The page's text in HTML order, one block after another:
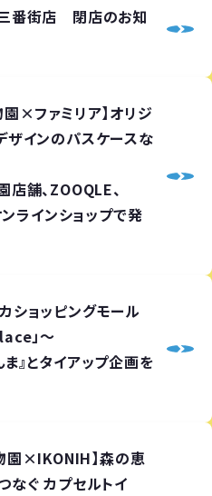
番街店 閉店のお知
×ファミリア】オリジ
ザインのパスケースな
舗、ZOOQLE、
ラインショップで発
ショッピングモール
」～
』とタイアップ企画を
園×IKONIH】森の恵
なぐ カプセルトイ